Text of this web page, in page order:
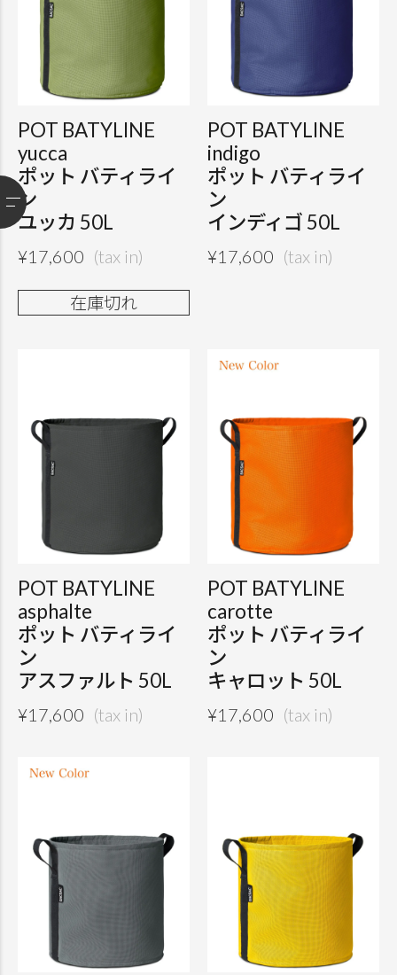
POT BATYLINE
yucca
ポット バティライ
ン
ユッカ 50L
¥17,600
在庫切れ
POT BATYLINE
indigo
ポット バティライ
ン
インディゴ 50L
¥17,600
POT BATYLINE
asphalte
ポット バティライ
ン
アスファルト 50L
¥17,600
POT BATYLINE
carotte
ポット バティライ
ン
キャロット 50L
¥17,600